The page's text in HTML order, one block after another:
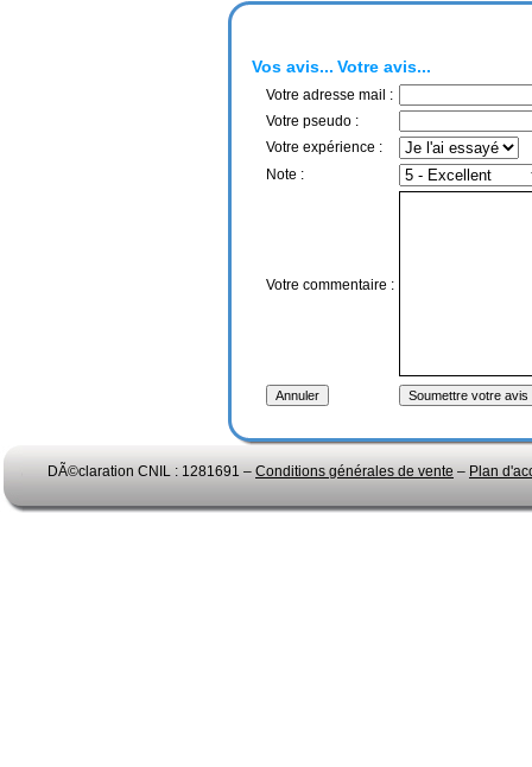
Vos avis... Votre avis...
Votre adresse mail :
Votre pseudo :
Votre expérience :
Note :
Votre commentaire :
DÃ©claration CNIL : 1281691 – Conditions générales de vente – Plan